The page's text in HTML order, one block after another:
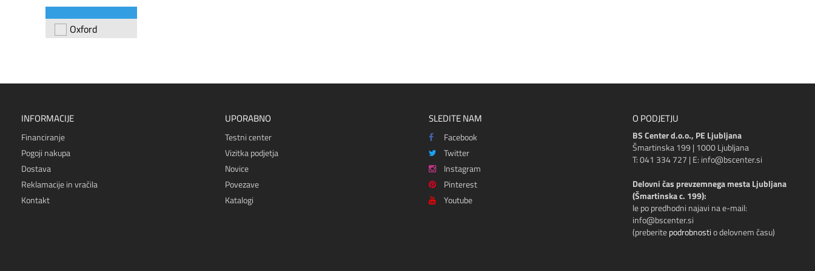
Oxford
INFORMACIJE
Financiranje
Pogoji nakupa
Dostava
Reklamacije in vračila
Kontakt
UPORABNO
Testni center
Vizitka podjetja
Novice
Povezave
Katalogi
SLEDITE NAM
Facebook
Twitter
Instagram
Pinterest
Youtube
O PODJETJU
BS Center d.o.o., PE Ljubljana
Šmartinska 199 | 1000 Ljubljana
T: 041 334 727 | E: info@bscenter.si
Delovni čas prevzemnega mesta Ljubljana
(Šmartinska c. 199):
le po predhodni najavi na e-mail:
info@bscenter.si
(preberitepodrobnostio delovnem času)